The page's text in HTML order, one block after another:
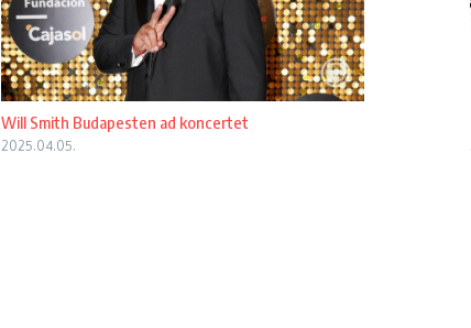
Will Smith Budapesten ad koncertet
2025.04.05.